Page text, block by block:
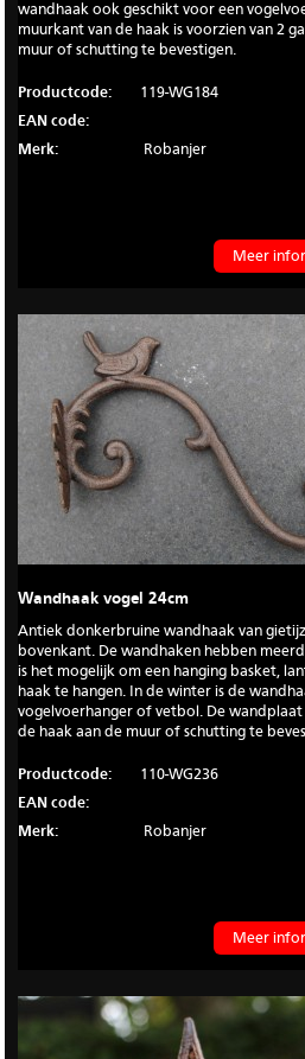
wandhaak ook geschikt voor een
muurkant van de haak is voorzien van 2
muur of schutting te bevestigen.
Productcode:
119-WG184
EAN code:
Merk:
Robanjer
Meer
Wandhaak vogel 24cm
Antiek donkerbruine wandhaak van
bovenkant. De wandhaken hebben
is het mogelijk om een hanging basket,
haak te hangen. In de winter is de
vogelvoerhanger of vetbol. De wandplaat
de haak aan de muur of schutting te
Productcode:
110-WG236
EAN code:
Merk:
Robanjer
Meer